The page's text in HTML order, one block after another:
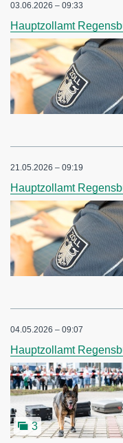
03.06.2026 – 09:33
Hauptzollamt
21.05.2026 – 09:19
Hauptzollamt
04.05.2026 – 09:07
Hauptzollamt
3